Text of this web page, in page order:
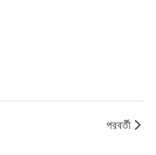
পরবর্তী